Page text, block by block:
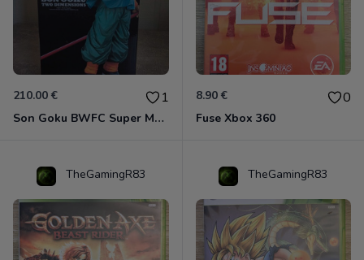
210.00 € 1
Son Goku BWFC Super Master Stars
8.90 € 0
Fuse Xbox 360
TheGamingR83 TheGamingR83